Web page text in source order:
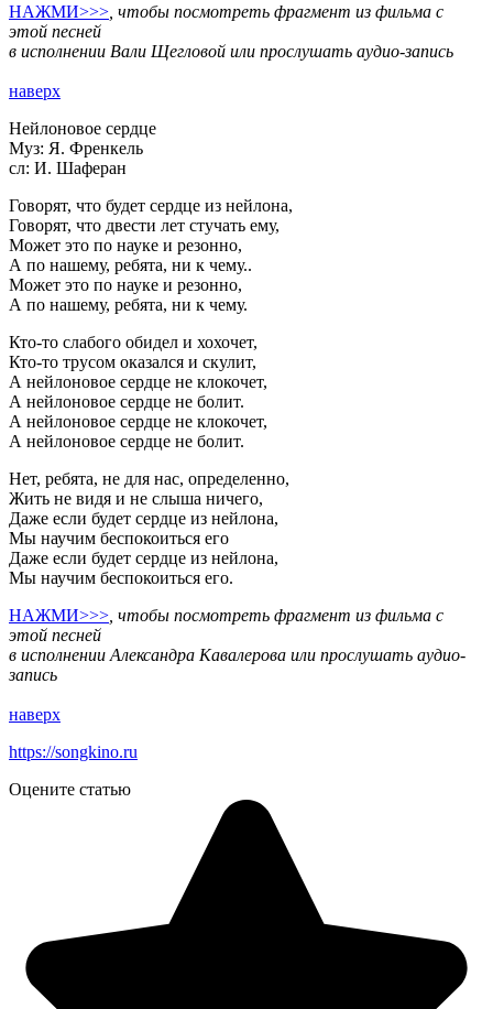
НАЖМИ>>> , чтобы посмотреть фрагмент из фильма с
этой песней
в исполнении Вали Щегловой или прослушать аудио-запись
наверх
Нейлоновое сердце
Муз: Я. Френкель
сл: И. Шаферан
Говорят, что будет сердце из нейлона,
Говорят, что двести лет стучать ему,
Может это по науке и резонно,
А по нашему, ребята, ни к чему..
Может это по науке и резонно,
А по нашему, ребята, ни к чему.
Кто-то слабого обидел и хохочет,
Кто-то трусом оказался и скулит,
А нейлоновое сердце не клокочет,
А нейлоновое сердце не болит.
А нейлоновое сердце не клокочет,
А нейлоновое сердце не болит.
Нет, ребята, не для нас, определенно,
Жить не видя и не слыша ничего,
Даже если будет сердце из нейлона,
Мы научим беспокоиться его
Даже если будет сердце из нейлона,
Мы научим беспокоиться его.
НАЖМИ>>> , чтобы посмотреть фрагмент из фильма с
этой песней
в исполнении Александра Кавалерова или прослушать аудио-
запись
наверх
https://songkino.ru
Оцените статью